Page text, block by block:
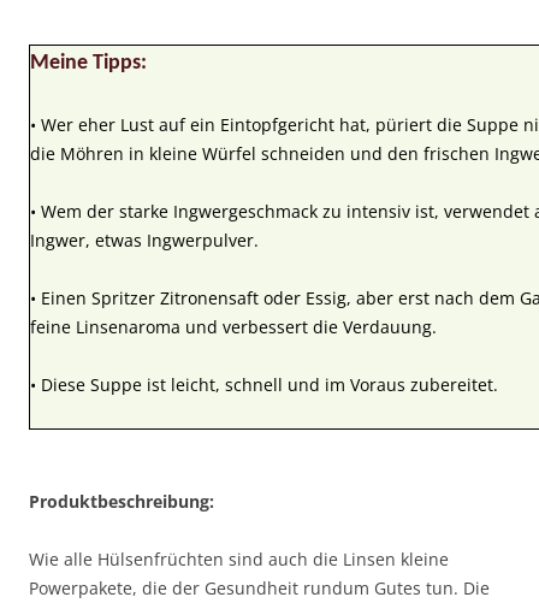
Meine Tipps:
• Wer eher Lust auf ein Eintopfgericht hat, püriert die Suppe
die Möhren in kleine Würfel schneiden und den frischen
• Wem der starke Ingwergeschmack zu intensiv ist,
Ingwer, etwas Ingwerpulver.
• Einen Spritzer Zitronensaft oder Essig, aber erst nach dem
feine Linsenaroma und verbessert die Verdauung.
• Diese Suppe ist leicht, schnell und im Voraus zubereitet.
Produktbeschreibung:
Wie alle Hülsenfrüchten sind auch die Linsen kleine
Powerpakete, die der Gesundheit rundum Gutes tun. Die